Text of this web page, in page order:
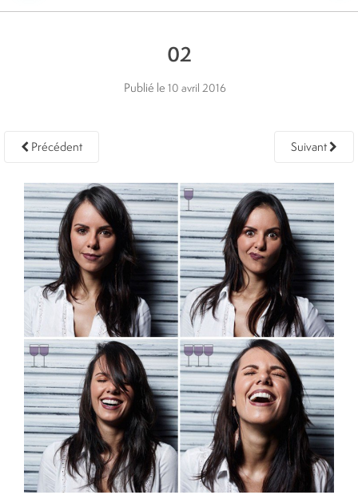
02
Publié le 10 avril 2016
Précédent Suivant